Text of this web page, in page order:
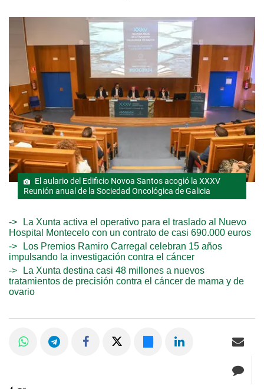
El aulario del Edificio Novoa Santos acogió la XXXV
Reunión anual de la Sociedad Oncológica de Galicia
La Xunta activa el operativo para el traslado al Nuevo
Hospital Montecelo con un contrato de casi 690.000 euros
Los Premios Ramiro Carregal celebran 15 años
impulsando la investigación contra el cáncer
La Xunta destina casi 48 millones a nuevos
tratamientos de precisión contra el cáncer de mama y de
ovario